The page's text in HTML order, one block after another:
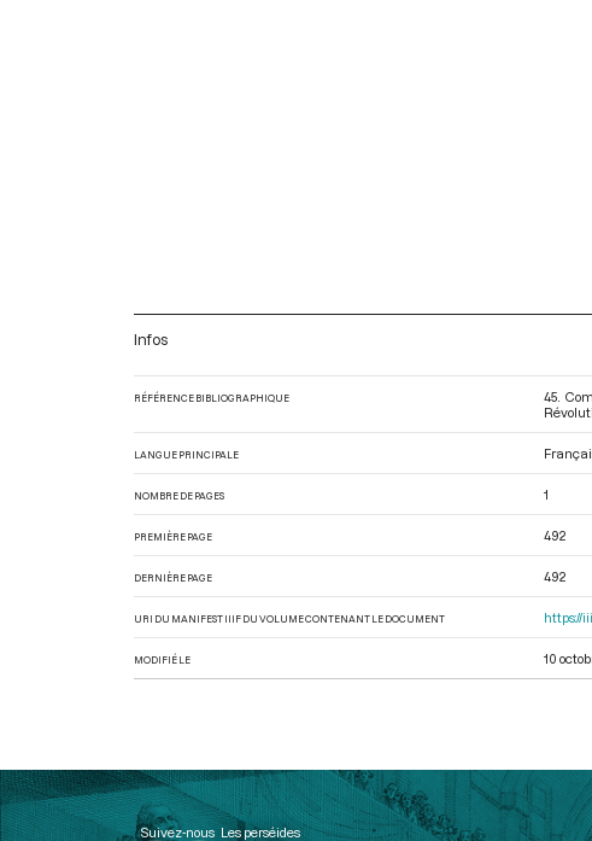
Infos
RÉFÉRENCE BIBLIOGRAPHIQUE
45.
LANGUE PRINCIPALE
NOMBRE DE PAGES 1
PREMIÈRE PAGE 492
DERNIÈRE PAGE 492
URI DU MANIFEST IIIF DU VOLUME CONTENANT LE DOCUMENT https://
MODIFIÉ LE 10
Suivez-nous Les perséides